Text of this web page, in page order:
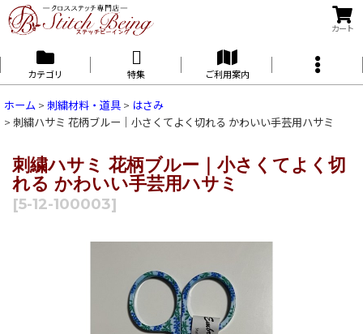
カート
カテゴリ 特集 ご利用案内
ホーム > 刺繍材料・道具 > はさみ
> 刺繍ハサミ 花柄ブルー｜小さくてよく切れる かわいい手芸用ハサミ
刺繍ハサミ 花柄ブルー｜小さくてよく切
れる かわいい手芸用ハサミ
[5-12-100003]